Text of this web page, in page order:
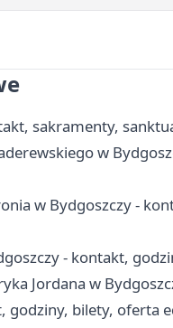
sakramenty,
w
w Bydgoszczy -
- kontakt,
Jordana w
godziny, bilety, oferta